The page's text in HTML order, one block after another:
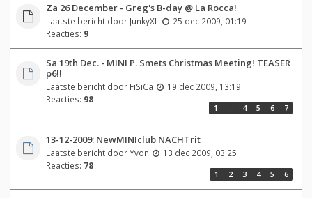
Za 26 December - Greg's B-day @ La Rocca!
Laatste bericht door JunkyXL
25 dec 2009, 01:19
Reacties: 9
Sa 19th Dec. - MINI P. Smets Christmas Meeting! TEASER
p6!!
Laatste bericht door FiSiCa
19 dec 2009, 13:19
Reacties: 98
1 4 5 6 7
13-12-2009: NewMINIclub NACHTrit
Laatste bericht doorYvon
13 dec 2009, 03:25
Reacties: 78
1 2 3 4 5 6